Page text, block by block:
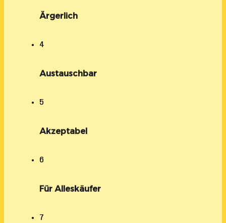
Ärgerlich
4
Austauschbar
5
Akzeptabel
6
Für Alleskäufer
7